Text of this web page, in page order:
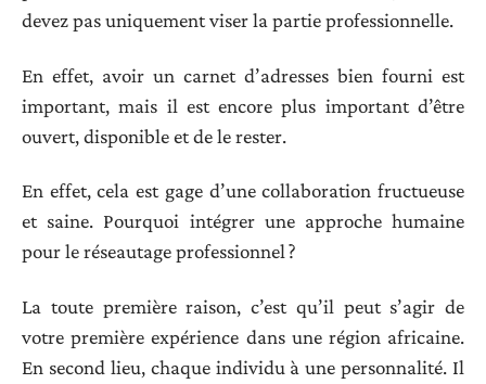
devez pas uniquement viser la partie professionnelle.
En effet, avoir un carnet d’adresses bien fourni est
important, mais il est encore plus important d’être
ouvert, disponible et de le rester.
En effet, cela est gage d’une collaboration fructueuse
et saine. Pourquoi intégrer une approche humaine
pour le réseautage professionnel ?
La toute première raison, c’est qu’il peut s’agir de
votre première expérience dans une région africaine.
En second lieu, chaque individu à une personnalité. Il